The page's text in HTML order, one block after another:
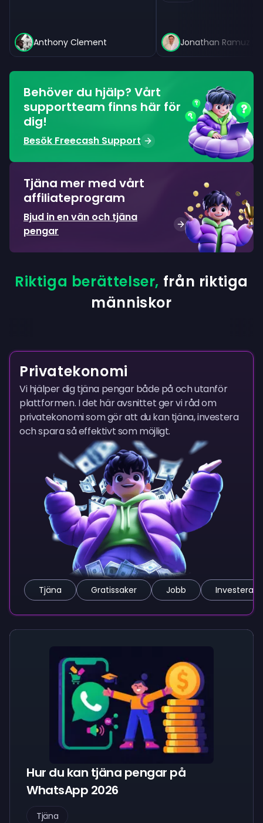
Anthony Clement Jonathan Ramuz
Behöver du hjälp? Vårt
supportteam finns här för
dig!
Besök Freecash Support
Tjäna mer med vårt
affiliateprogram
Bjud in en vän och tjäna
pengar
Riktiga berättelser, från riktiga
människor
Privatekonomi
Vi hjälper dig tjäna pengar både på och utanför
plattformen. I det här avsnittet ger vi råd om
privatekonomi som gör att du kan tjäna, investera
och spara så effektivt som möjligt.
Tjäna Gratissaker Jobb Investera
Hur du kan tjäna pengar på
WhatsApp 2026
Tjäna